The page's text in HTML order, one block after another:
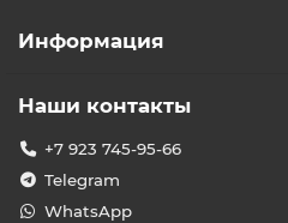
Информация
Наши контакты
+7 923 745-95-66
Telegram
WhatsApp